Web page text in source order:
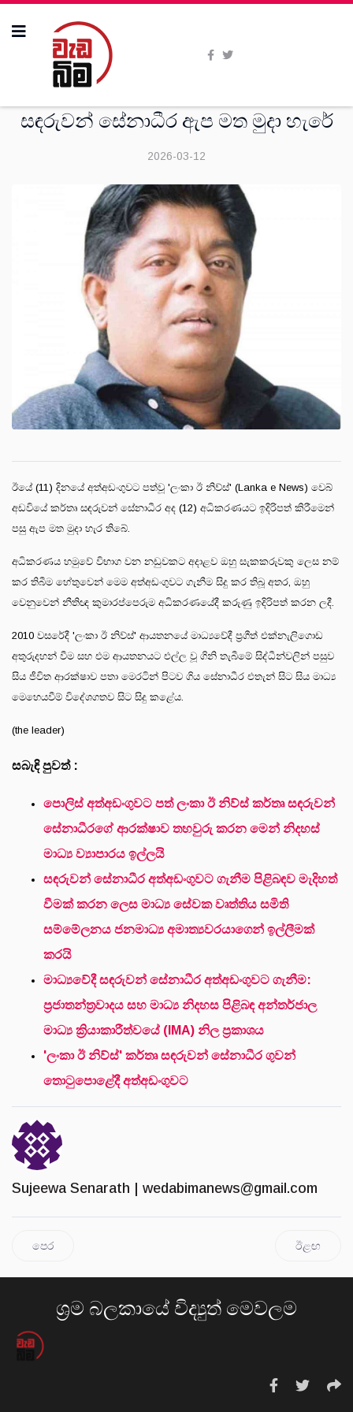
සඳරුවන් සේනාධීර ඇප මත මුදා හැරේ
2026-03-12
ඊයේ (11) දිනයේ අත්අඩංගුවට පත්වූ 'ලංකා ඊ නිව්ස්' (Lanka e News) වෙබ්
අඩවියේ කර්තෘ සඳරුවන් සේනාධීර අද (12) අධිකරණයට ඉදිරිපත් කිරීමෙන්
පසු ඇප මත මුදා හැර තිබේ.
අධිකරණය හමුවේ විභාග වන නඩුවකට අදාළව ඔහු සැකකරුවකු ලෙස නම්
කර තිබීම හේතුවෙන් මෙම අත්අඩංගුවට ගැනීම සිදු කර තිබූ අතර, ඔහු
වෙනුවෙන් නීතිඥ කුමාරප්පෙරුම අධිකරණයේදී කරුණු ඉදිරිපත් කරන ලදී.
2010 වසරේදී 'ලංකා ඊ නිව්ස්' ආයතනයේ මාධ්‍යවේදී ප්‍රගීත් එක්නැලිගොඩ
අතුරුදහන් වීම සහ එම ආයතනයට එල්ල වූ ගිනි තැබීමේ සිද්ධීන්වලින් පසුව
සිය ජීවිත ආරක්ෂාව පතා මෙරටින් පිටව ගිය සේනාධීර එතැන් සිට සිය මාධ්‍ය
මෙහෙයවීම් විදේශගතව සිට සිදු කළේය.
(the leader)
සබැඳි පුවත් :
පොලිස් අත්අඩංගුවට පත් ලංකා ඊ නිව්ස් කර්තෘ සඳරුවන්
සේනාධීරගේ ආරක්ෂාව තහවුරු කරන මෙන් නිදහස්
මාධ්‍ය ව්‍යාපාරය ඉල්ලයි
සඳරුවන් සේනාධීර අත්අඩංගුවට ගැනීම පිළිබඳව මැදිහත්
වීමක් කරන ලෙස මාධ්‍ය සේවක වෘත්තිය සමිති
සම්මේලනය ජනමාධ්‍ය අමාත්‍යවරයාගෙන් ඉල්ලීමක්
කරයි
මාධ්‍යවේදී සඳරුවන් සේනාධීර අත්අඩංගුවට ගැනීම:
ප්‍රජාතන්ත්‍රවාදය සහ මාධ්‍ය නිදහස පිළිබඳ අන්තර්ජාල
මාධ්‍ය ක්‍රියාකාරීත්වයේ (IMA) නිල ප්‍රකාශය
'ලංකා ඊ නිව්ස්' කර්තෘ සඳරුවන් සේනාධීර ගුවන්
තොටුපොළේදී අත්අඩංගුවට
Sujeewa Senarath | wedabimanews@gmail.com
පෙර ඊළඟ
ශ්‍රම බලකායේ විද්‍යුත් මෙවලම